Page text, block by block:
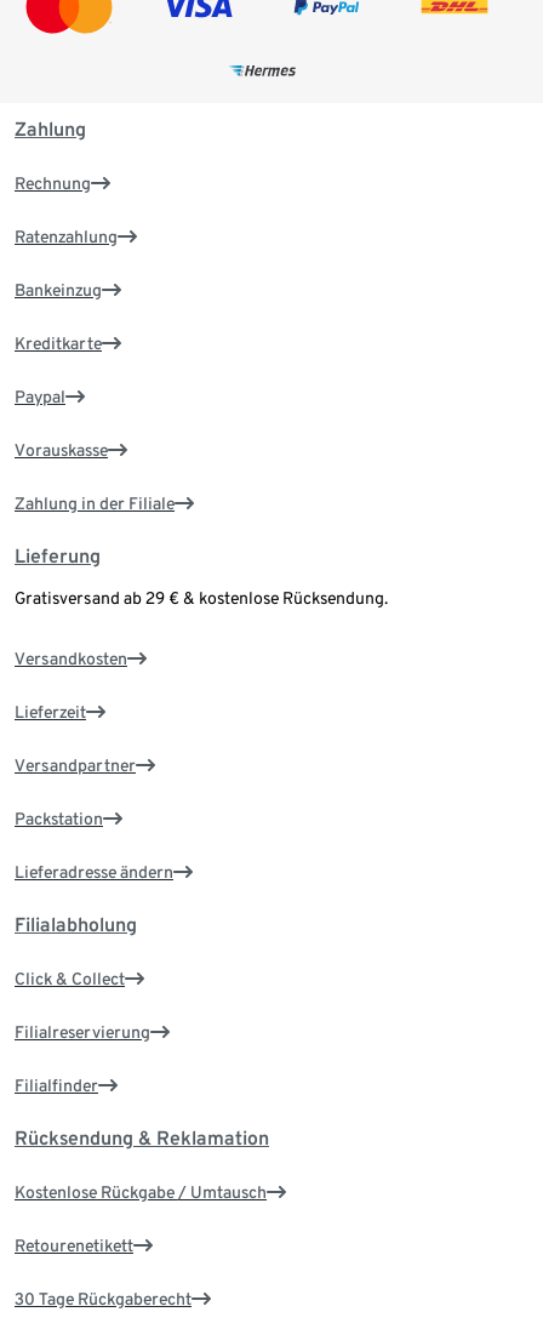
Zahlung
Rechnung
Ratenzahlung
Bankeinzug
Kreditkarte
Paypal
Vorauskasse
Zahlung in der Filiale
Lieferung
Gratisversand ab 29 € & kostenlose Rücksendung.
Versandkosten
Lieferzeit
Versandpartner
Packstation
Lieferadresse ändern
Filialabholung
Click & Collect
Filialreservierung
Filialfinder
Rücksendung & Reklamation
Kostenlose Rückgabe / Umtausch
Retourenetikett
30 Tage Rückgaberecht